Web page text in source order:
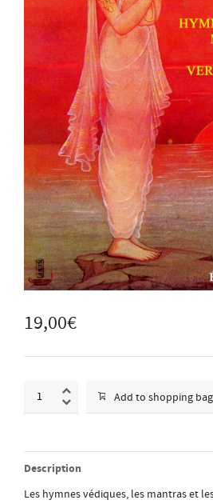
19,00€
Add to shopping bag
Description
Les hymnes védiques, les mantras et